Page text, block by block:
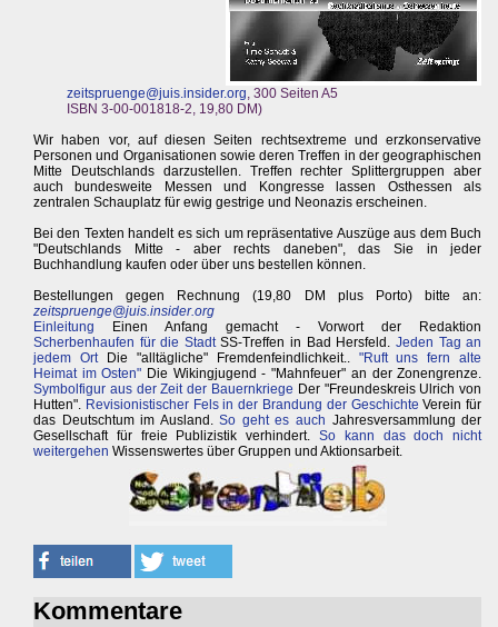
zeitspruenge@juis.insider.org, 300 Seiten A5
ISBN 3-00-001818-2, 19,80 DM)
Wir haben vor, auf diesen Seiten rechtsextreme und erzkonservative
Personen und Organisationen sowie deren Treffen in der geographischen
Mitte Deutschlands darzustellen. Treffen rechter Splittergruppen aber
auch bundesweite Messen und Kongresse lassen Osthessen als
zentralen Schauplatz für ewig gestrige und Neonazis erscheinen.
Bei den Texten handelt es sich um repräsentative Auszüge aus dem Buch
"Deutschlands Mitte - aber rechts daneben", das Sie in jeder
Buchhandlung kaufen oder über uns bestellen können.
Bestellungen gegen Rechnung (19,80 DM plus Porto) bitte an:
zeitspruenge@juis.insider.org
Einleitung Einen Anfang gemacht - Vorwort der Redaktion
Scherbenhaufen für die StadtSS-Treffen in Bad Hersfeld. Jeden Tag an
jedem OrtDie "alltägliche" Fremdenfeindlichkeit.. "Ruft uns fern alte
Heimat im Osten" Die Wikingjugend - "Mahnfeuer" an der Zonengrenze.
Symbolfigur aus der Zeit der Bauernkriege Der "Freundeskreis Ulrich von
Hutten". Revisionistischer Fels in der Brandung der Geschichte Verein für
das Deutschtum im Ausland.So geht es auch Jahresversammlung der
Gesellschaft für freie Publizistik verhindert. So kann das doch nicht
weitergehen Wissenswertes über Gruppen und Aktionsarbeit.
Kommentare